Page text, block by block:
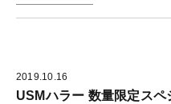
2019.10.16
USMハラー 数量限定スペ